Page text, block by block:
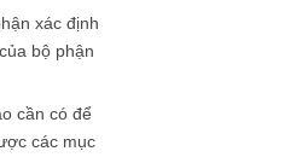
xác định
bộ phận
cần có để
các mục